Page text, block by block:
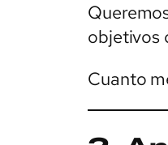
objetivos
Cuanto